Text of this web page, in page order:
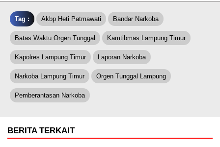
Tag : Akbp Heti Patmawati Bandar Narkoba
Batas Waktu Orgen Tunggal Kamtibmas Lampung Timur
Kapolres Lampung Timur Laporan Narkoba
Narkoba Lampung Timur Orgen Tunggal Lampung
Pemberantasan Narkoba
BERITA TERKAIT